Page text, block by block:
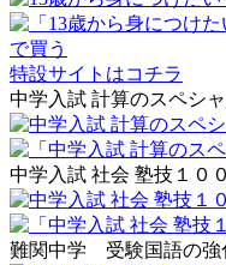
特設サイトはコチラ
中学入試 計算のスペシ
中学入試 社会 塾技１００
難関中学 受験国語の強